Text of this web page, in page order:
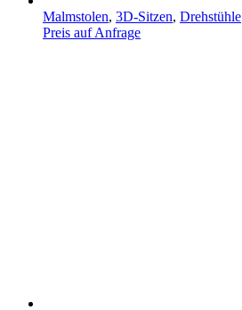
Malmstolen, 3D-Sitzen, Drehstühle
Preis auf Anfrage